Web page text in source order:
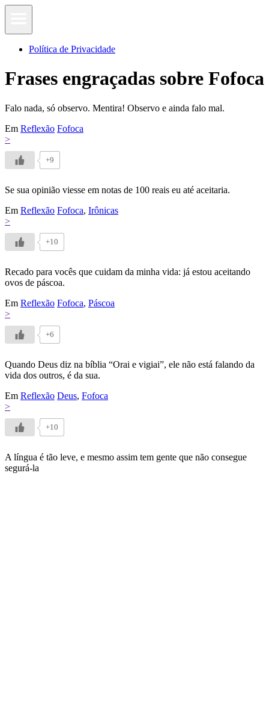
Política de Privacidade
Frases engraçadas sobre Fofoca
Falo nada, só observo. Mentira! Observo e ainda falo mal.
Em Reflexão Fofoca
>
+9
Se sua opinião viesse em notas de 100 reais eu até aceitaria.
Em Reflexão Fofoca, Irônicas
>
+10
Recado para vocês que cuidam da minha vida: já estou aceitando
ovos de páscoa.
Em Reflexão Fofoca, Páscoa
>
+6
Quando Deus diz na bíblia “Orai e vigiai”, ele não está falando da
vida dos outros, é da sua.
Em Reflexão Deus, Fofoca
>
+10
A língua é tão leve, e mesmo assim tem gente que não consegue
segurá-la